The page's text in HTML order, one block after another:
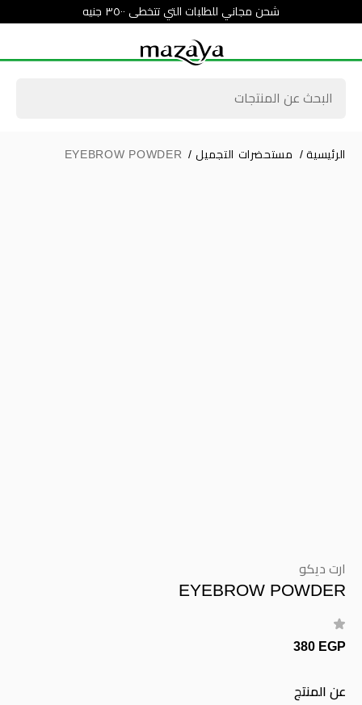
شحن مجاني للطلبات التي تتخطى ٣٥٠٠ جنيه
الرئيسية / مستحضرات التجميل /
EYEBROW POWDER
ارت ديكو
EYEBROW POWDER
380 EGP
عن المنتج